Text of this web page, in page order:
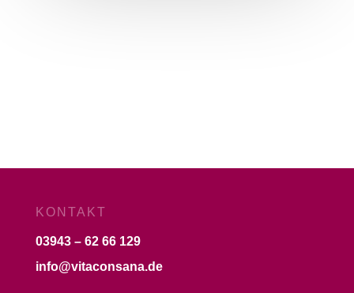
KONTAKT
03943 – 62 66 129
info@vitaconsana.de